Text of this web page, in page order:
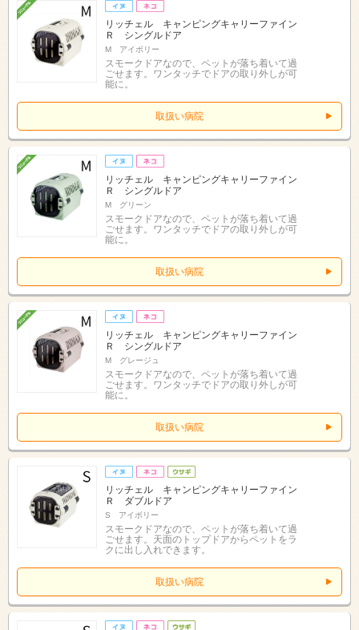
リッチェル キャンピングキャリーファイン
Ｒ シングルドア
M アイボリー
スモークドアなので、ペットが落ち着いて過
ごせます。ワンタッチでドアの取り外しが可
能に。
取扱い病院
リッチェル キャンピングキャリーファイン
Ｒ シングルドア
M グリーン
スモークドアなので、ペットが落ち着いて過
ごせます。ワンタッチでドアの取り外しが可
能に。
取扱い病院
リッチェル キャンピングキャリーファイン
Ｒ シングルドア
M グレージュ
スモークドアなので、ペットが落ち着いて過
ごせます。ワンタッチでドアの取り外しが可
能に。
取扱い病院
リッチェル キャンピングキャリーファイン
Ｒ ダブルドア
S アイボリー
スモークドアなので、ペットが落ち着いて過
ごせます。天面のトップドアからペットをラ
クに出し入れできます。
取扱い病院